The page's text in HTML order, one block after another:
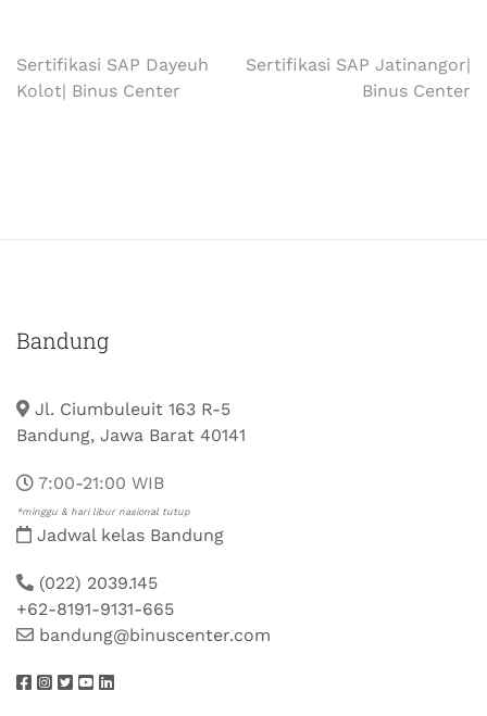
Sertifikasi SAP Dayeuh
Kolot| Binus Center
Sertifikasi SAP Jatinangor|
Binus Center
Bandung
Jl. Ciumbuleuit 163 R-5
Bandung, Jawa Barat 40141
7:00-21:00 WIB
*minggu & hari libur nasional tutup
Jadwal kelas Bandung
(022) 2039.145
+62-8191-9131-665
bandung@binuscenter.com